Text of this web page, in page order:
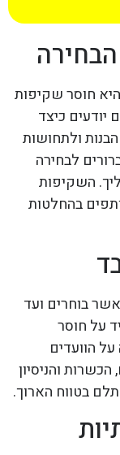
חוסר שקיפות
כיצד
ולתחושות
לבחירה
השקיפות
בהחלטות
בוחרים ועד
על חוסר
הוועדים
והניסיון
בטווח הארוך.